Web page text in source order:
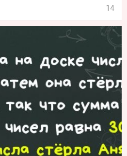
14